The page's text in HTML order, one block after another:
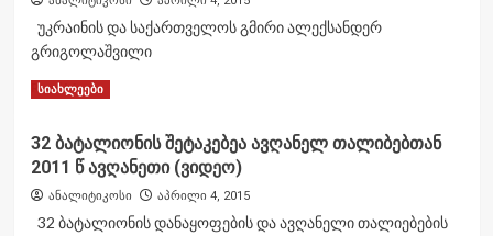
ფრანგული
მისტრალი
უკრაინის და საქართველოს გმირი ალექსანდერ
გრიგოლაშვილი
Read MoreRead
გმირი
ალექსანდერე
გრიგოლაშვილი
სიახლეები
32 ბატალიონის შეტაკებეა ავღანელ თალიბებთან
2011 წ ავღანეთი (ვიდეო)
ანალიტიკოსი აპრილი 4, 2015
32 ბატალიონის დანაყოფების და ავღანელი თალიებების